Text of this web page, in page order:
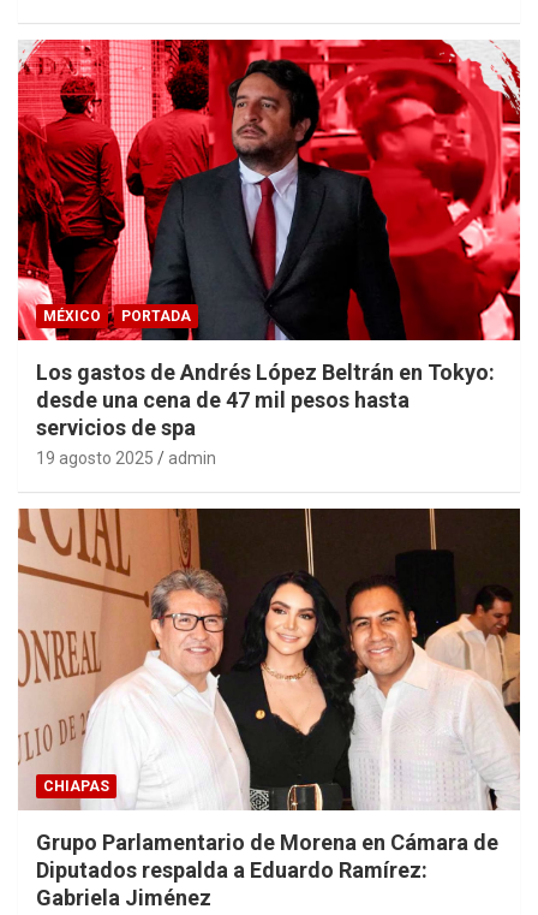
MÉXICO PORTADA
Los gastos de Andrés López Beltrán en Tokyo:
desde una cena de 47 mil pesos hasta
servicios de spa
19 agosto 2025 admin
CHIAPAS
Grupo Parlamentario de Morena en Cámara de
Diputados respalda a Eduardo Ramírez:
Gabriela Jiménez